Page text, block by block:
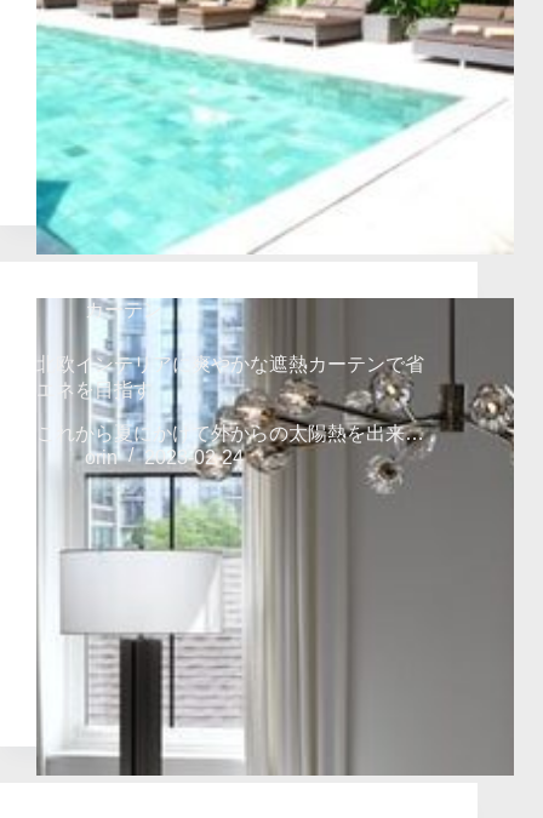
カーテン
北欧インテリアに爽やかな遮熱カーテンで省
エネを目指す
これから夏にかけて外からの太陽熱を出来…
orin
2023-02-24